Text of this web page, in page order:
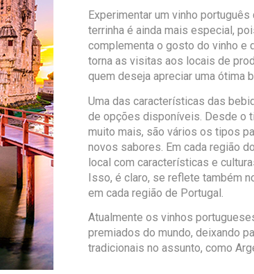
Experimentar um vinho
terrinha é ainda mais especial,
complementa o gosto do vinho e
torna as visitas aos locais de
quem deseja apreciar uma ótima
Uma das características das
de opções disponíveis. Desde o
muito mais, são vários os tipos
novos sabores. Em cada região
local com características e
Isso, é claro, se reflete também
em cada região de Portugal.
Atualmente os vinhos
premiados do mundo, deixando
tradicionais no assunto, como